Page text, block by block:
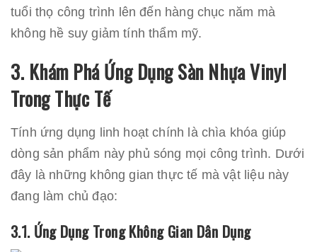
tuổi thọ công trình lên đến hàng chục năm mà
không hề suy giảm tính thẩm mỹ.
3. Khám Phá Ứng Dụng Sàn Nhựa Vinyl
Trong Thực Tế
Tính ứng dụng linh hoạt chính là chìa khóa giúp
dòng sản phẩm này phủ sóng mọi công trình. Dưới
đây là những không gian thực tế mà vật liệu này
đang làm chủ đạo:
3.1. Ứng Dụng Trong Không Gian Dân Dụng